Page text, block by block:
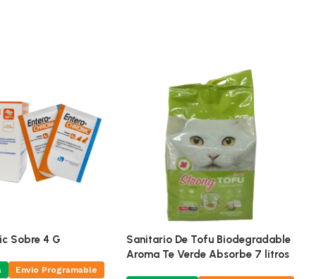
🔥ÚLTIMAS 2
De Goma Modelos
🔥ÚLTIMAS 5
Pro Omega Cachorro Raza Grande
15 Kg